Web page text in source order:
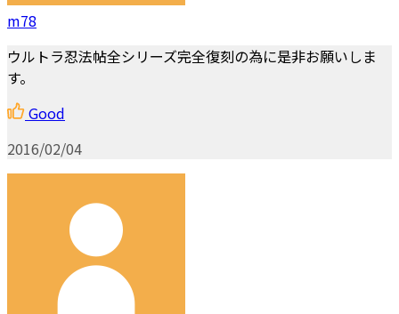
m78
ウルトラ忍法帖全シリーズ完全復刻の為に是非お願いしま
す。
Good
2016/02/04